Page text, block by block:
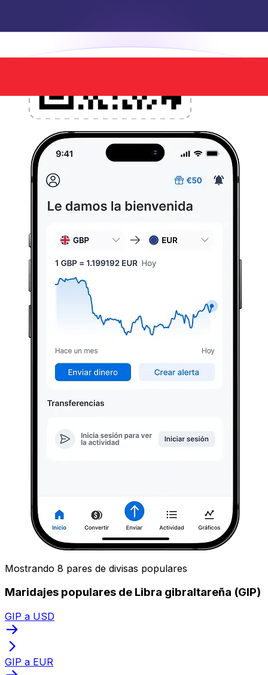
Mostrando 8 pares de divisas populares
Maridajes populares de Libra gibraltareña (GIP)
GIP a USD
GIP a EUR